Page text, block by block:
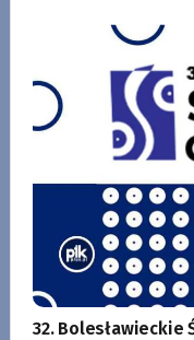
32. Bolesławieckie